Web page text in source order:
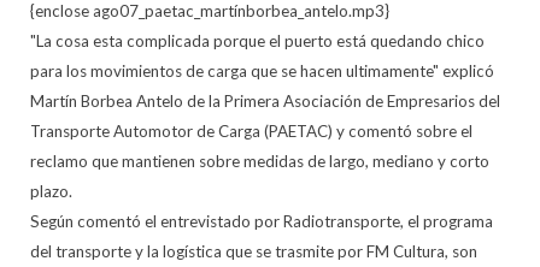
{enclose ago07_paetac_martínborbea_antelo.mp3}
"La cosa esta complicada porque el puerto está quedando chico
para los movimientos de carga que se hacen ultimamente" explicó
Martín Borbea Antelo de la Primera Asociación de Empresarios del
Transporte Automotor de Carga (PAETAC) y comentó sobre el
reclamo que mantienen sobre medidas de largo, mediano y corto
plazo.
Según comentó el entrevistado por Radiotransporte, el programa
del transporte y la logística que se trasmite por FM Cultura, son